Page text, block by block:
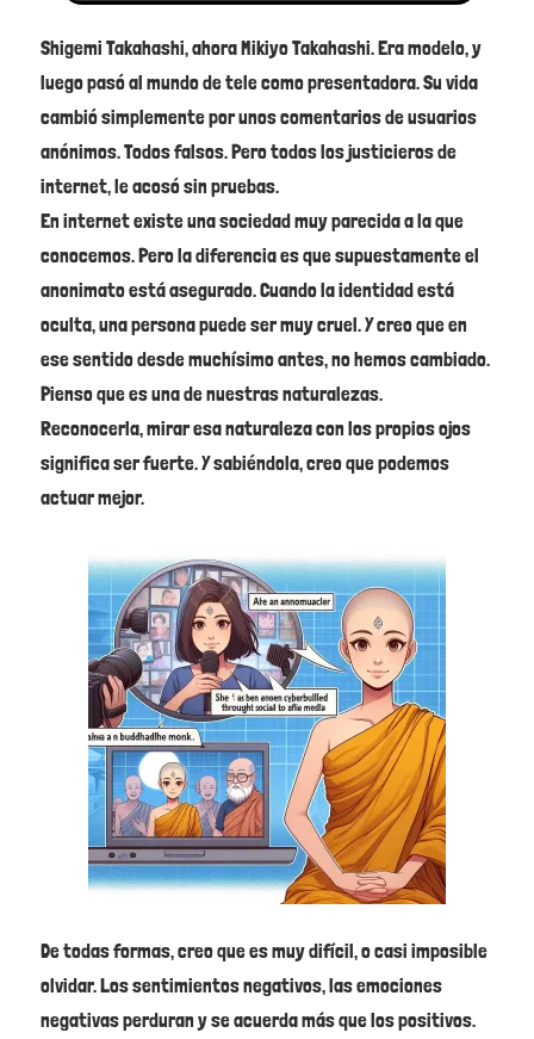
Shigemi Takahashi, ahora Mikiyo Takahashi. Era modelo, y
luego pasó al mundo de tele como presentadora. Su vida
cambió simplemente por unos comentarios de usuarios
anónimos. Todos falsos. Pero todos los justicieros de
internet, le acosó sin pruebas.
En internet existe una sociedad muy parecida a la que
conocemos. Pero la diferencia es que supuestamente el
anonimato está asegurado. Cuando la identidad está
oculta, una persona puede ser muy cruel. Y creo que en
ese sentido desde muchísimo antes, no hemos cambiado.
Pienso que es una de nuestras naturalezas.
Reconocerla, mirar esa naturaleza con los propios ojos
significa ser fuerte. Y sabiéndola, creo que podemos
actuar mejor.
De todas formas, creo que es muy difícil, o casi imposible
olvidar. Los sentimientos negativos, las emociones
negativas perduran y se acuerda más que los positivos.